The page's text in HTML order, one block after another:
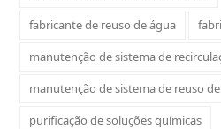
fabricante de reuso de água
manutenção de sistema de
manutenção de sistema de reuso
purificação de soluções químicas